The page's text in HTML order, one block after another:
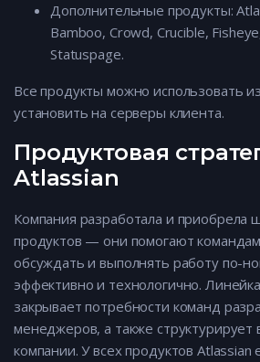
Дополнительные продукты:
Bamboo, Crowd, Crucible,
Statuspage.
Все продукты можно использовать
установить на серверы клиента.
Продуктовая
Atlassian
Компания разработала и приобрела
продуктов — они помогают
обсуждать и выполнять работу по-
эффективно и технологично.
закрывает потребности команд
менеджеров, а также структурирует
компании. У всех продуктов